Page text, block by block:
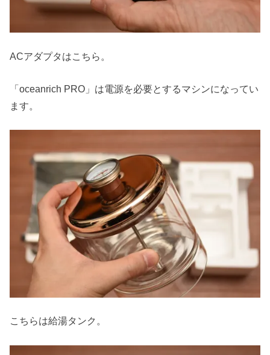
ACアダプタはこちら。
「oceanrich PRO」は電源を必要とするマシンになってい
ます。
こちらは給湯タンク。